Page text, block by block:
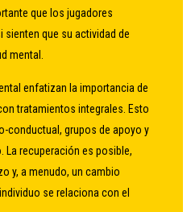
que los jugadores
sienten que su actividad de
mental.
enfatizan la importancia de
tratamientos integrales. Esto
conductual, grupos de apoyo y
recuperación es posible,
y, a menudo, un cambio
se relaciona con el